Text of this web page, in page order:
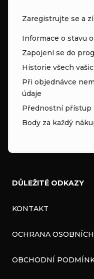
Zaregistrujte se a
Informace o stavu
Zapojení se do
Historie všech
Při objednávce
údaje
Přednostní přístup
Body za každý
DŮLEŽITÉ ODKAZY
KONTAKT
OCHRANA
OBCHODNÍ